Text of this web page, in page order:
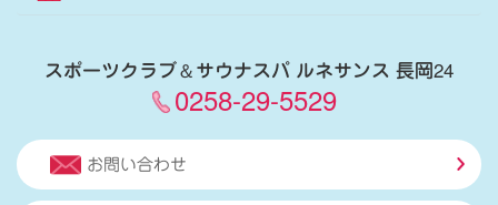
スポーツクラブ＆サウナスパ ルネサンス 長岡24
0258-29-5529
お問い合わせ